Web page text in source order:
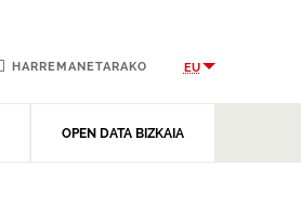
OPEN DATA BIZKAIA
HARREMANETARAKO EU